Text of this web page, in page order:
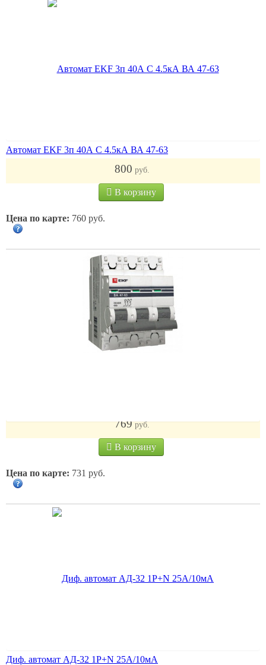
Автомат EKF 3п 40А С 4.5кА ВА 47-63
800 руб.
В корзину
Цена по карте: 760 руб.
769 руб.
В корзину
Цена по карте: 731 руб.
Диф. автомат АД-32 1P+N 25А/10мА